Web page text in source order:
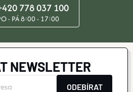
778 037 100
- PÁ 8:00 - 17:00
NEWSLETTER
ODEBÍRAT